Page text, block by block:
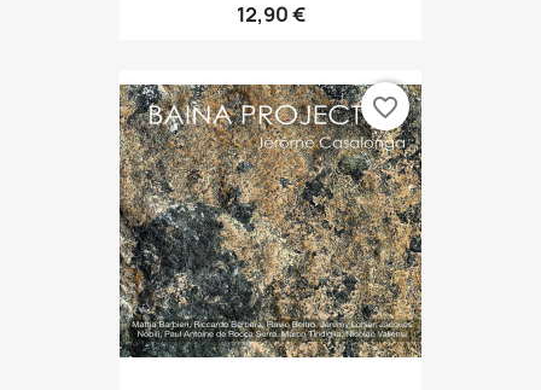
12,90 €
favorite_border